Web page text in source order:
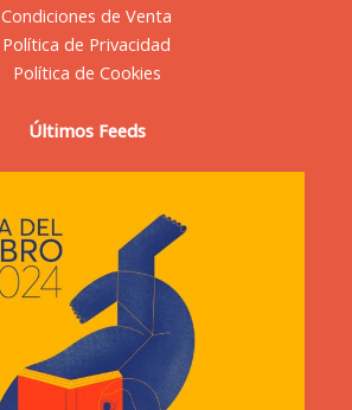
Condiciones de Venta
Política de Privacidad
Política de Cookies
Últimos Feeds